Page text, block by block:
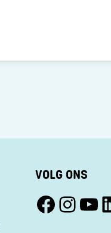
VOLG ONS
Facebook Pact Zaandam OostInstagram Pact Zaandam Oost
YouTube Pact